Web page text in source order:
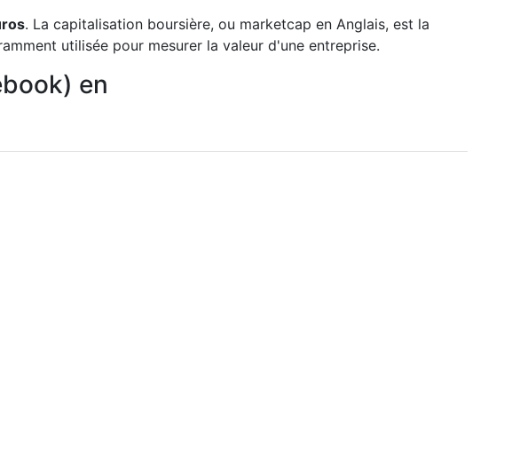
. La capitalisation boursière, ou marketcap en Anglais, est la
utilisée pour mesurer la valeur d'une entreprise.
en